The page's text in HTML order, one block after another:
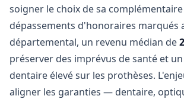
soigner le choix de sa complémentaire
dépassements d'honoraires marqués
départemental, un revenu médian de
préserver des imprévus de santé et
dentaire élevé sur les prothèses.
aligner les garanties — dentaire,